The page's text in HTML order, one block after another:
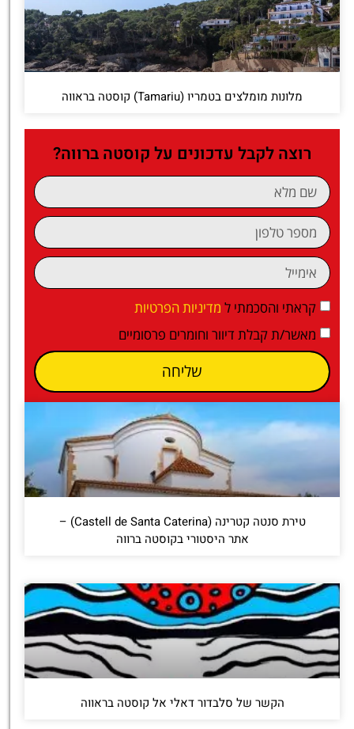
מלונות מומלצים בטמריו (Tamariu) קוסטה בראווה
רוצה לקבל עדכונים על קוסטה ברווה?
קראתי והסכמתי ל מדיניות הפרטיות
מאשר/ת קבלת דיוור וחומרים פרסומיים
שליחה
טירת סנטה קטרינה (Castell de Santa Caterina) –
אתר היסטורי בקוסטה ברווה
הקשר של סלבדור דאלי אל קוסטה בראווה